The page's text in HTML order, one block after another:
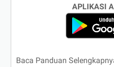
APLIKASI
Baca Panduan